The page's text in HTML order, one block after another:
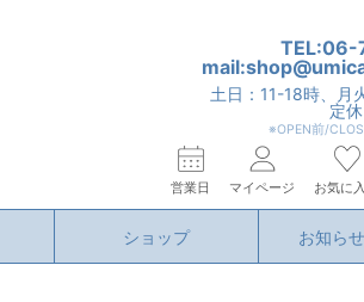
TEL:06-
土日：11-18時、月
定
※OPEN前/
営業日 マイページ お気に
ショップ お知ら